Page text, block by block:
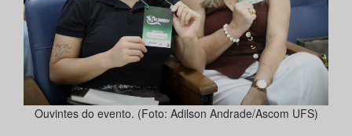
Ouvintes do evento. (Foto: Adilson Andrade/Ascom UFS)